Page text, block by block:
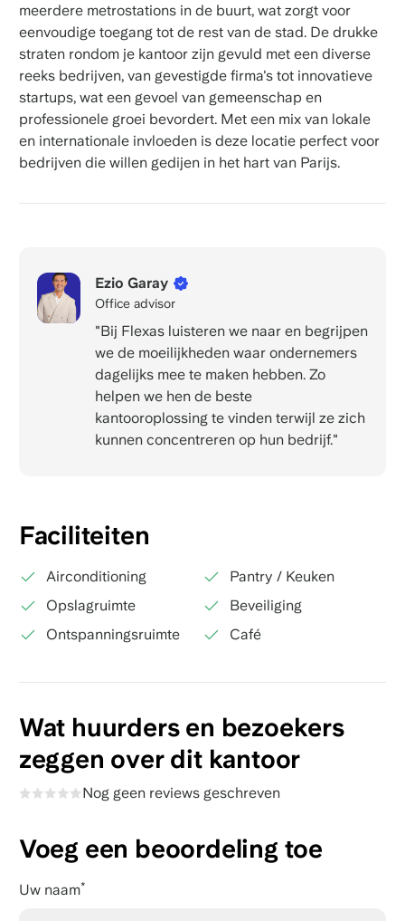
meerdere metrostations in de buurt, wat zorgt voor
eenvoudige toegang tot de rest van de stad. De drukke
straten rondom je kantoor zijn gevuld met een diverse
reeks bedrijven, van gevestigde firma's tot innovatieve
startups, wat een gevoel van gemeenschap en
professionele groei bevordert. Met een mix van lokale
en internationale invloeden is deze locatie perfect voor
bedrijven die willen gedijen in het hart van Parijs.
Ezio Garay
Office advisor
"Bij Flexas luisteren we naar en begrijpen
we de moeilijkheden waar ondernemers
dagelijks mee te maken hebben. Zo
helpen we hen de beste
kantooroplossing te vinden terwijl ze zich
kunnen concentreren op hun bedrijf."
Faciliteiten
Airconditioning
Pantry / Keuken
Opslagruimte
Beveiliging
Ontspanningsruimte
Café
Wat huurders en bezoekers
zeggen over dit kantoor
Nog geen reviews geschreven
Voeg een beoordeling toe
Uw naam